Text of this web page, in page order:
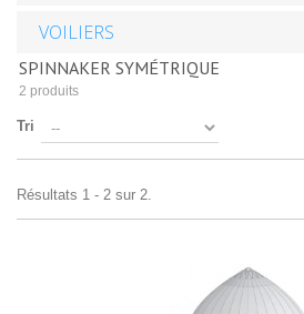
VOILIERS
SPINNAKER SYMÉTRIQUE
2 produits
Tri
Résultats 1 - 2 sur 2.